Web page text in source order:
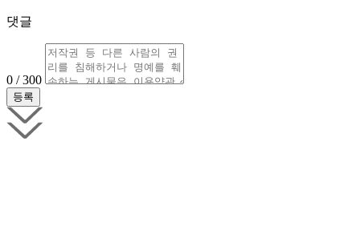
댓글
0 / 300